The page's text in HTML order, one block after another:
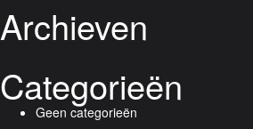
Archieven
Categorieën
Geen categorieën